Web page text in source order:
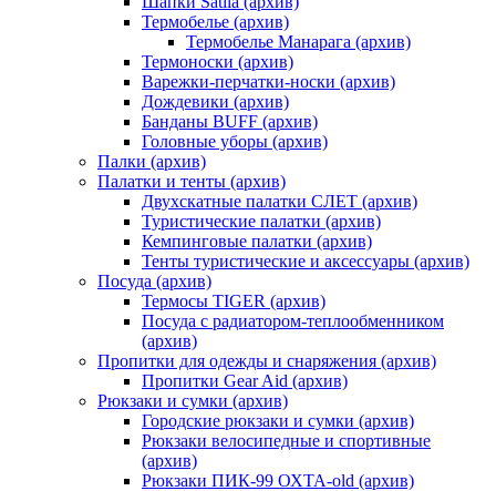
Термобелье (архив)
Термобелье Манарага (архив)
Термоноски (архив)
Варежки-перчатки-носки (архив)
Дождевики (архив)
Банданы BUFF (архив)
Головные уборы (архив)
Палки (архив)
Палатки и тенты (архив)
Двухскатные палатки СЛЕТ (архив)
Туристические палатки (архив)
Кемпинговые палатки (архив)
Тенты туристические и аксессуары (архив)
Посуда (архив)
Термосы TIGER (архив)
Посуда с радиатором-теплообменником
(архив)
Пропитки для одежды и снаряжения (архив)
Пропитки Gear Aid (архив)
Рюкзаки и сумки (архив)
Городские рюкзаки и сумки (архив)
Рюкзаки велосипедные и спортивные
(архив)
Рюкзаки ПИК-99 ОХТА-old (архив)